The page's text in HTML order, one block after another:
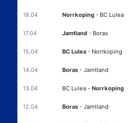
18.04 Norrkoping - BC Lulea
17.04 Jamtland - Boras
15.04 BC Lulea - Norrkoping
14.04 Boras - Jamtland
13.04 BC Lulea - Norrkoping
12.04 Boras - Jamtland